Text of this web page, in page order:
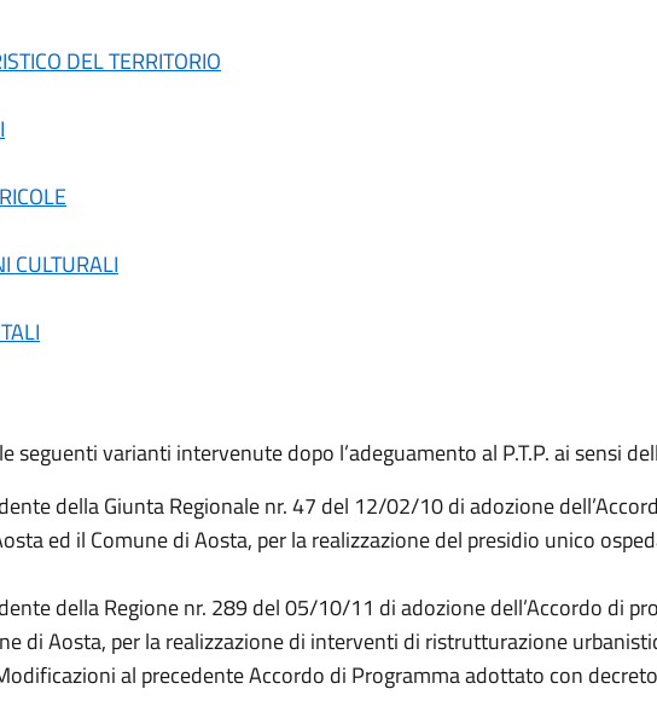
DEL TERRITORIO
CULTURALI
seguenti varianti intervenute dopo l’adeguamento al P.T.P. ai sensi
della Giunta Regionale nr. 47 del 12/02/10 di adozione
ed il Comune di Aosta, per la realizzazione del presidio unico
della Regione nr. 289 del 05/10/11 di adozione dell’Accordo di
di Aosta, per la realizzazione di interventi di ristrutturazione
al precedente Accordo di Programma adottato con